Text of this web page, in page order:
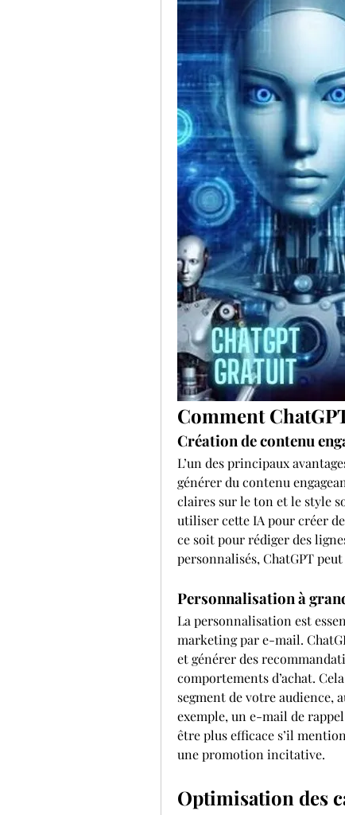
Comment
Création de contenu
L’un des principaux
générer du contenu
claires sur le ton et le style
utiliser cette IA pour créer
ce soit pour rédiger des
personnalisés, ChatGPT
Personnalisation à
La personnalisation est
marketing par e-mail.
et générer des
comportements d’achat.
segment de votre audience,
exemple, un e-mail de
être plus efficace s’il
une promotion incitative.
Optimisation des